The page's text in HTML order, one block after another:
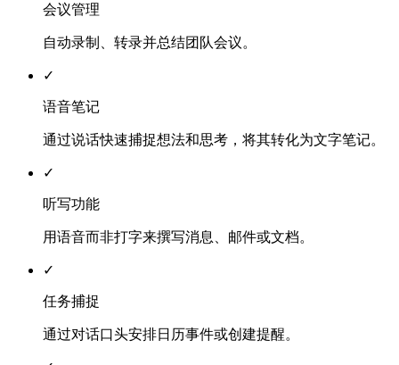
会议管理
自动录制、转录并总结团队会议。
✓
语音笔记
通过说话快速捕捉想法和思考，将其转化为文字笔记。
✓
听写功能
用语音而非打字来撰写消息、邮件或文档。
✓
任务捕捉
通过对话口头安排日历事件或创建提醒。